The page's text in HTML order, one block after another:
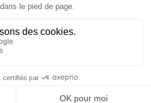
Studio Meta